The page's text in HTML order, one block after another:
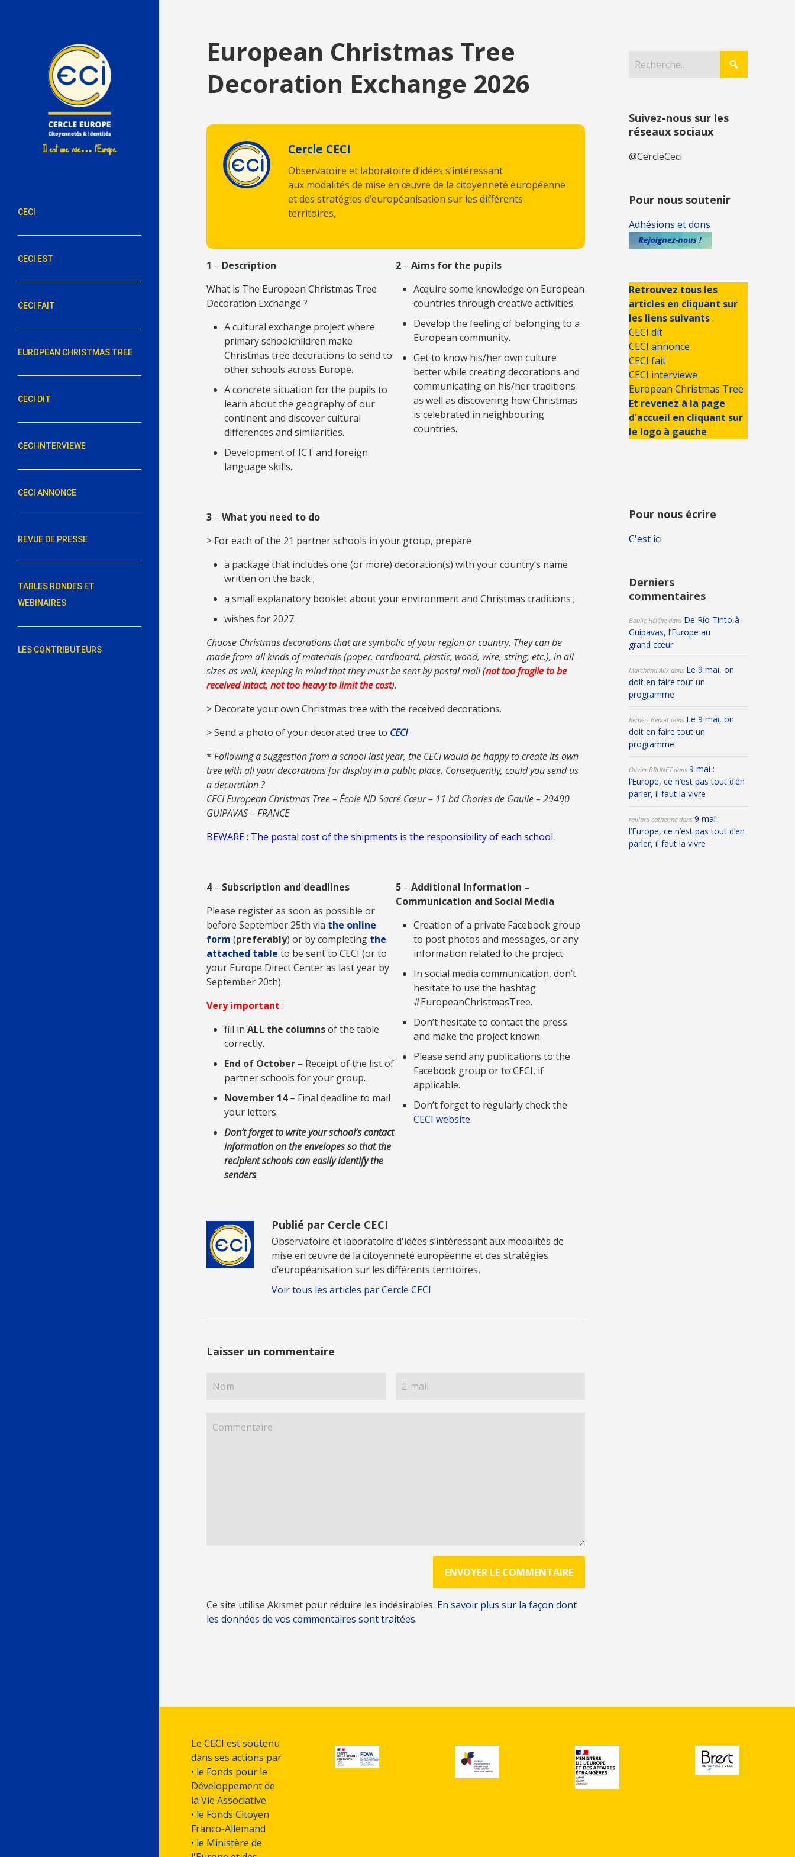
CECI
CECI EST
CECI FAIT
EUROPEAN CHRISTMAS TREE
CECI DIT
CECI INTERVIEWE
CECI ANNONCE
REVUE DE PRESSE
TABLES RONDES ET
WEBINAIRES
LES CONTRIBUTEURS
European Christmas Tree
Decoration Exchange 2026
Cercle CECI
Observatoire et laboratoire d’idées s’intéressant
aux modalités de mise en œuvre de la citoyenneté européenne
et des stratégies d’européanisation sur les différents
territoires,
1 – Description
What is The European Christmas Tree
Decoration Exchange ?
A cultural exchange project where
primary schoolchildren make
Christmas tree decorations to send to
other schools across Europe.
A concrete situation for the pupils to
learn about the geography of our
continent and discover cultural
differences and similarities.
Development of ICT and foreign
language skills.
2 –Aims for the pupils
Acquire some knowledge on European
countries through creative activities.
Develop the feeling of belonging to a
European community.
Get to know his/her own culture
better while creating decorations and
communicating on his/her traditions
as well as discovering how Christmas
is celebrated in neighbouring
countries.
3– What you need to do
> For each of the 21 partner schools in your group, prepare
a package that includes one (or more) decoration(s) with your country’s name
written on the back ;
a small explanatory booklet about your environment and Christmas traditions ;
wishes for 2027.
Choose Christmas decorations that are symbolic of your region or country. They can be
made from all kinds of materials (paper, cardboard, plastic, wood, wire, string, etc.), in all
sizes as well, keeping in mind that they must be sent by postal mail (not too fragile to be
received intact, not too heavy to limit the cost).
> Decorate your own Christmas tree with the received decorations.
> Send a photo of your decorated tree to CECI
* Following a suggestion from a school last year, the CECI would be happy to create its own
tree with all your decorations for display in a public place. Consequently, could you send us
a decoration ?
CECI European Christmas Tree – École ND Sacré Cœur – 11 bd Charles de Gaulle – 29490
GUIPAVAS – FRANCE
BEWARE : The postal cost of the shipments is the responsibility of each school.
4– Subscription and deadlines
Please register as soon as possible or
before September 25th via the online
form (preferably) or by completing the
attached table to be sent to CECI (or to
your Europe Direct Center as last year by
September 20th).
Very important :
fill in ALL the columnsof the table
correctly.
End of October– Receipt of the list of
partner schools for your group.
November 14– Final deadline to mail
your letters.
Don’t forget to write your school’s contact
information on the envelopes so that the
recipient schools can easily identify the
senders.
5 –Additional Information –
Communication and Social Media
Creation of a private Facebook group
to post photos and messages, or any
information related to the project.
In social media communication, don’t
hesitate to use the hashtag
#EuropeanChristmasTree.
Don’t hesitate to contact the press
and make the project known.
Please send any publications to the
Facebook group or to CECI, if
applicable.
Don’t forget to regularly check the
CECI website
Publié par Cercle CECI
Observatoire et laboratoire d'idées s’intéressant aux modalités de
mise en œuvre de la citoyenneté européenne et des stratégies
d’européanisation sur les différents territoires,
Voir tous les articles par Cercle CECI
Laisser un commentaire
Ce site utilise Akismet pour réduire les indésirables. En savoir plus sur la façon dont
les données de vos commentaires sont traitées.
Suivez-nous sur les
réseaux sociaux
@CercleCeci
Pour nous soutenir
Adhésions et dons
Retrouvez tous les
articles en cliquant sur
les liens suivants:
CECI dit
CECI annonce
CECI fait
CECI interviewe
European Christmas Tree
Et revenez à la page
d'accueil en cliquant sur
le logo à gauche
Pour nous écrire
C'est ici
Derniers
commentaires
Boulic Hélènedans De Rio Tinto à
Guipavas, l’Europe au
grand cœur
Marchand Alixdans Le 9 mai, on
doit en faire tout un
programme
Kerneis Benoîtdans Le 9 mai, on
doit en faire tout un
programme
Olivier BRUNETdans 9 mai :
l’Europe, ce n’est pas tout d’en
parler, il faut la vivre
raillard catherinedans 9 mai :
l’Europe, ce n’est pas tout d’en
parler, il faut la vivre
Le CECI est soutenu
dans ses actions par
• le Fonds pour le
Développement de
la Vie Associative
• le Fonds Citoyen
Franco-Allemand
• le Ministère de